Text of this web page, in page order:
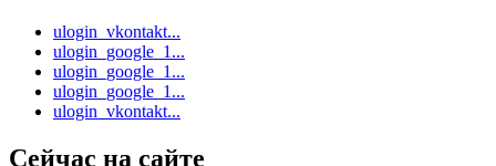
ulogin_vkontakt...
ulogin_google_1...
ulogin_google_1...
ulogin_google_1...
ulogin_vkontakt...
Сейчас на сайте